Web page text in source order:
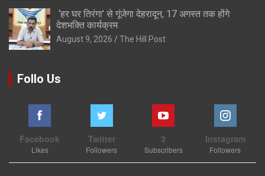
‘हर घर तिरंगा’ से गूंजेगा देहरादून, 17 अगस्त तक होंगे
देशभक्ति कार्यक्रम
August 9, 2026 The Hill Post
Follo Us
Facebook
Likes
Twitter
Followers
3
Subscribers
Instagram
Followers